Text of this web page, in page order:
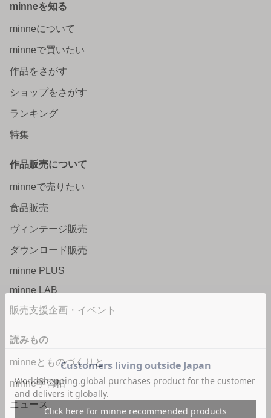
minneを知る
minneについて
minneで買いたい
作品をさがす
ショップをさがす
ランキング
特集
作品販売について
minneで売りたい
食品販売
ヴィンテージ販売
ダウンロード販売
minne PLUS
minne LAB
販売支援企画・イベント
読みもの
minneとものづくりと
minne学習帖
ニュース